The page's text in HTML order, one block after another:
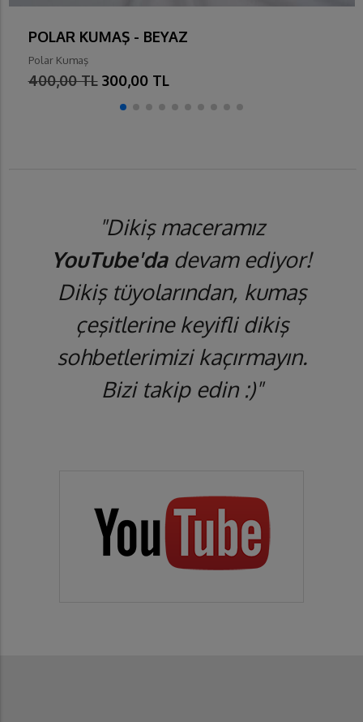
POLAR KUMAŞ - BEYAZ
Polar Kumaş
400,00 TL 300,00 TL
"Dikiş maceramız
YouTube'dadevam ediyor!
Dikiş tüyolarından, kumaş
çeşitlerine keyifli dikiş
sohbetlerimizi kaçırmayın.
Bizi takip edin :)"